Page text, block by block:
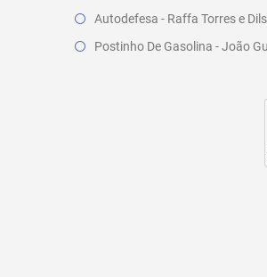
Autodefesa - Raffa Torres e
Postinho De Gasolina - João